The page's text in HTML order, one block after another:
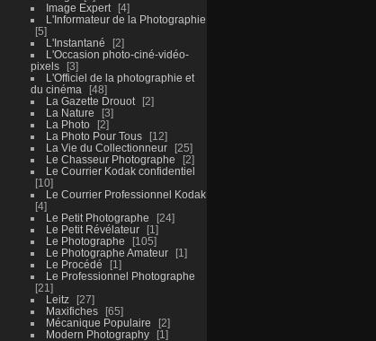
Image Expert
4
L'Informateur de la Photographie
5
L'Instantané
2
L'Occasion photo-ciné-vidéo-
pixels
3
L'Officiel de la photographie et
du cinéma
48
La Gazette Drouot
2
La Nature
3
La Photo
2
La Photo Pour Tous
12
La Vie du Collectionneur
25
Le Chasseur Photographe
2
Le Courrier Kodak confidentiel
10
Le Courrier Professionnel Kodak
4
Le Petit Photographe
24
Le Petit Révélateur
1
Le Photographe
105
Le Photographe Amateur
1
Le Procédé
1
Le Professionnel Photographe
21
Leitz
27
Maxifiches
65
Mécanique Populaire
2
Modern Photography
1